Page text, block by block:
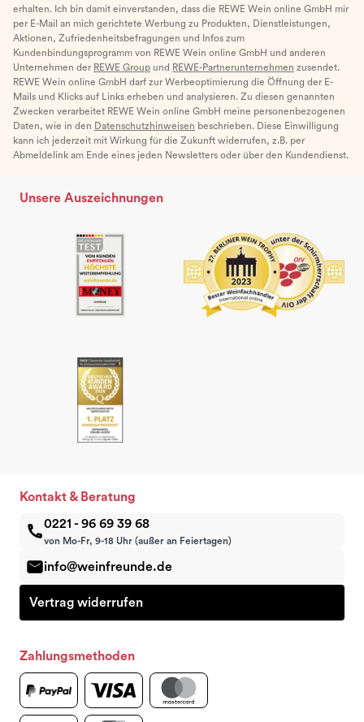
erhalten. Ich bin damit einverstanden, dass die REWE Wein online GmbH mir
per E-Mail an mich gerichtete Werbung zu Produkten, Dienstleistungen,
Aktionen, Zufriedenheitsbefragungen und Infos zum
Kundenbindungsprogramm von REWE Wein online GmbH und anderen
Unternehmen der REWE Group und REWE-Partnerunternehmen zusendet.
REWE Wein online GmbH darf zur Werbeoptimierung die Öffnung der E-
Mails und Klicks auf Links erheben und analysieren. Zu diesen genannten
Zwecken verarbeitet REWE Wein online GmbH meine personenbezogenen
Daten, wie in den Datenschutzhinweisen beschrieben. Diese Einwilligung
kann ich jederzeit mit Wirkung für die Zukunft widerrufen, z.B. per
Abmeldelink am Ende eines jeden Newsletters oder über den Kundendienst.
Unsere Auszeichnungen
Kontakt & Beratung
0221 - 96 69 39 68
von Mo-Fr, 9-18 Uhr (außer an Feiertagen)
info@weinfreunde.de
Vertrag widerrufen
Zahlungsmethoden